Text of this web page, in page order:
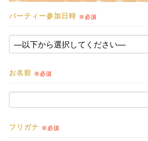
パーティー参加日時 ※必須
お名前 ※必須
フリガナ ※必須